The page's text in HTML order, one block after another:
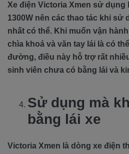
Xe điện Victoria Xmen sử
1300W nên các thao tác khi sử
nhất có thể. Khi muốn vận
chìa khoá và văn tay lái là có
đường, điều này hỗ trợ rất
sinh viên chưa có bằng lái và
Sử dụng mà
bằng lái xe
Victoria Xmen là dòng xe điện